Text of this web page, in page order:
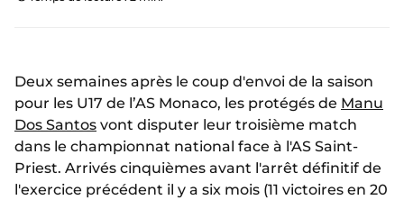
Deux semaines après le coup d'envoi de la saison
pour les U17 de l’AS Monaco, les protégés de Manu
Dos Santos vont disputer leur troisième match
dans le championnat national face à l'AS Saint-
Priest. Arrivés cinquièmes avant l'arrêt définitif de
l'exercice précédent il y a six mois (11 victoires en 20